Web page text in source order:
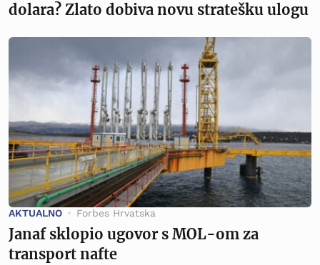
dolara? Zlato dobiva novu stratešku ulogu
AKTUALNO Forbes Hrvatska
Janaf sklopio ugovor s MOL-om za
transport nafte